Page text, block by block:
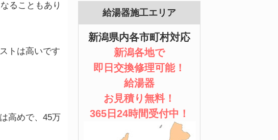
ることもあり
トは高いです
高めで、45万
給湯器施工エリア
新潟県内各市町村対応
新潟各地で
即日交換修理可能！
給湯器
お見積り無料！
365日24時間受付中！